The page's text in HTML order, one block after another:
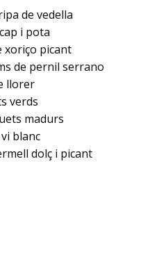
de vedella
i pota
xoriço picant
de pernil serrano
llorer
verds
madurs
blanc
dolç i picant